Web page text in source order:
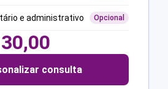
e administrativo Opcional
30,00
consulta